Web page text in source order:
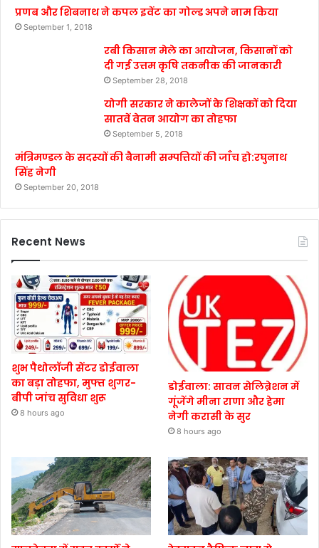
प्रणब और शिबनाथ ने कपल इवेंट का गोल्ड अपने नाम किया
September 1, 2018
रबी किसान मेले का आयोजन, किसानों को
दी गई उत्तम कृषि तकनीक की जानकारी
September 28, 2018
योगी सरकार ने कालेजों के शिक्षकों को दिया
सातवें वेतन आयोग का तोहफा
September 5, 2018
मंत्रिमण्डल के सदस्यों की बैनामी सम्पत्तियों की जाँच हो:रघुनाथ
सिंह नेगी
September 20, 2018
Recent News
शुभ पैथोलॉजी सेंटर डोईवाला
का बड़ा तोहफा, मुफ्त शुगर-
बीपी जांच सुविधा शुरू
8 hours ago
डोईवाला: सावन सेलिब्रेशन में
गूंजेंगे मीना राणा और हेमा
नेगी करासी के सुर
8 hours ago